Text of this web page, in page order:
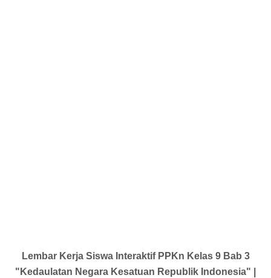
Lembar Kerja Siswa Interaktif PPKn Kelas 9 Bab 3
"Kedaulatan Negara Kesatuan Republik Indonesia" |